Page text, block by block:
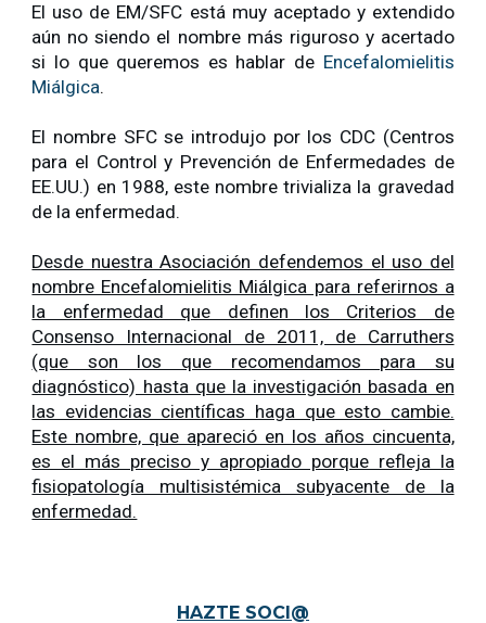
El uso de EM/SFC está muy aceptado y extendido
aún no siendo el nombre más riguroso y acertado
si lo que queremos es hablar de Encefalomielitis
Miálgica.
El nombre SFC se introdujo por los CDC (Centros
para el Control y Prevención de Enfermedades de
EE.UU.) en 1988, este nombre trivializa la gravedad
de la enfermedad.
Desde nuestra Asociación defendemos el uso del
nombre Encefalomielitis Miálgica para referirnos a
la enfermedad que definen los Criterios de
Consenso Internacional de 2011, de Carruthers
(que son los que recomendamos para su
diagnóstico) hasta que la investigación basada en
las evidencias científicas haga que esto cambie.
Este nombre, que apareció en los años cincuenta,
es el más preciso y apropiado porque refleja la
fisiopatología multisistémica subyacente de la
enfermedad.
HAZTE SOCI@